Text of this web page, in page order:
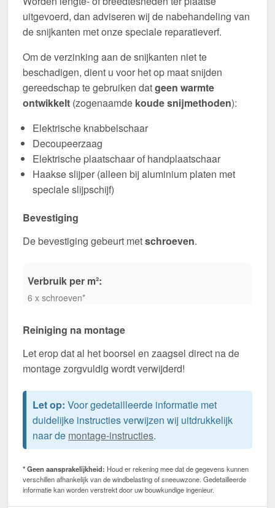
uitgevoerd, dan adviseren wij de nabehandeling van
de snijkanten met onze speciale reparatieverf.
Om de verzinking aan de snijkanten niet te
beschadigen, dient u voor het op maat snijden
gereedschap te gebruiken datgeen warmte
ontwikkelt (zogenaamde koude snijmethoden):
Elektrische knabbelschaar
Decoupeerzaag
Elektrische plaatschaar of handplaatschaar
Haakse slijper (alleen bij aluminium platen met
speciale slijpschijf)
Bevestiging
De bevestiging gebeurt metschroeven.
Verbruik per m²:
6 x schroeven*
Reiniging na montage
Let erop dat al het boorsel en zaagsel direct na de
montage zorgvuldig wordt verwijderd!
Let op: Voor gedetailleerde informatie met
duidelijke instructies verwijzen wij uitdrukkelijk
naar de montage-instructies.
* Geen aansprakelijkheid: Houd er rekening mee dat de gegevens kunnen
verschillen afhankelijk van de windbelasting of sneeuwzone. Gedetailleerde
informatie kan worden verstrekt door uw bouwkundige ingenieur.